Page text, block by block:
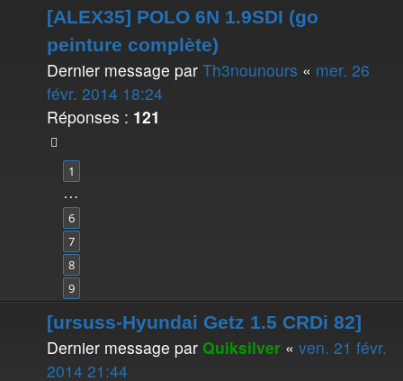
[ALEX35] POLO 6N 1.9SDI (go
peinture complète)
Dernier message par Th3nounours « mer. 26
févr. 2014 18:24
Réponses : 121
1
…
6
7
8
9
[ursuss-Hyundai Getz 1.5 CRDi 82]
Dernier message par Quiksilver « ven. 21 févr.
2014 21:44